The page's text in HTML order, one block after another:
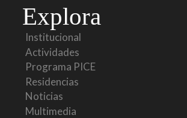
Explora
Institucional
Actividades
Programa PICE
Residencias
Noticias
Multimedia